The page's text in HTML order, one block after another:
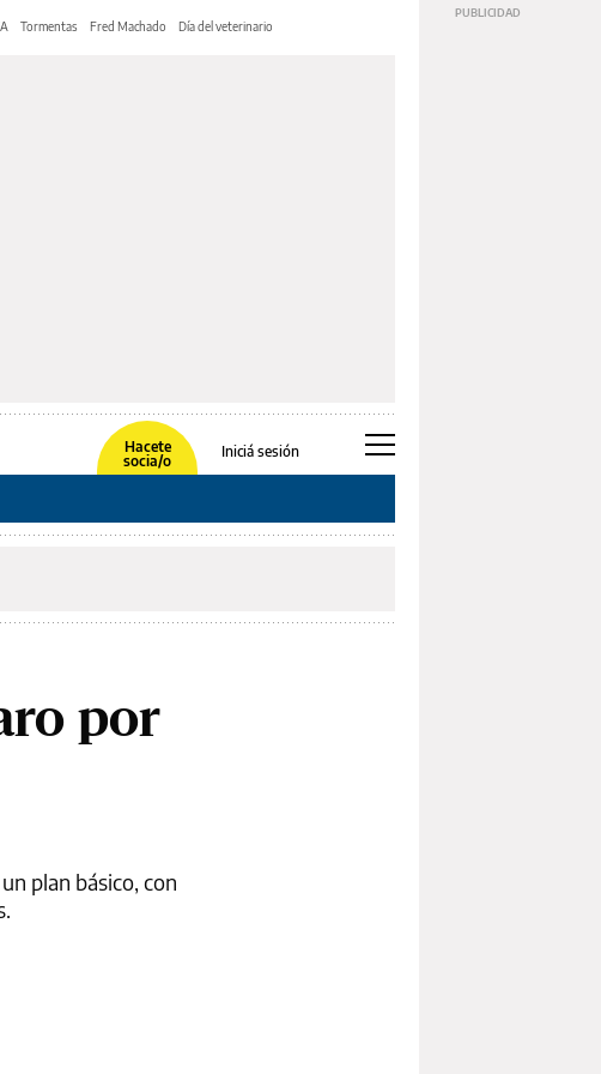
Tormentas Fred Machado Día del veterinario
Hacete
socia/o
Iniciá sesión
por
plan básico, con